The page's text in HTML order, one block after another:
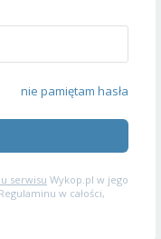
nie pamiętam hasła
serwisu Wykop.pl w jego
w całości,